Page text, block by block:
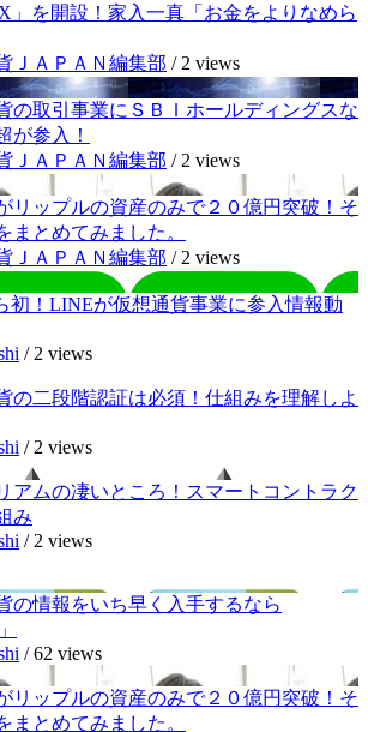
」を開設！家入一真「お金をよりなめら
ＪＡＰＡＮ編集部 / 2 views
の取引事業にＳＢＩホールディングスな
が参入！
ＪＡＰＡＮ編集部 / 2 views
リップルの資産のみで２０億円突破！そ
まとめてみました。
ＪＡＰＡＮ編集部 / 2 views
初！LINEが仮想通貨事業に参入情報動
/ 2 views
の二段階認証は必須！仕組みを理解しよ
/ 2 views
アムの凄いところ！スマートコントラク
み
/ 2 views
の情報をいち早く入手するなら
/62 views
リップルの資産のみで２０億円突破！そ
まとめてみました。